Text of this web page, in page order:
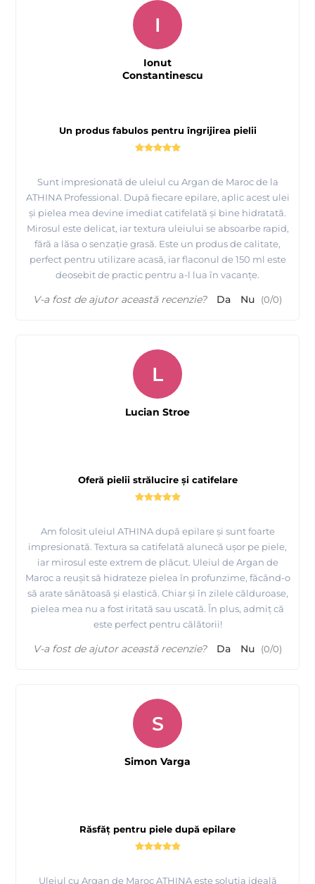
Un produs fabulos pentru îngrijirea pielii
Sunt impresionată de uleiul cu Argan de Maroc de la
ATHINA Professional. După fiecare epilare, aplic acest ulei
și pielea mea devine imediat catifelată și bine hidratată.
Mirosul este delicat, iar textura uleiului se absoarbe rapid,
fără a lăsa o senzație grasă. Este un produs de calitate,
perfect pentru utilizare acasă, iar flaconul de 150 ml este
deosebit de practic pentru a-l lua în vacanțe.
I
Ionut
Constantinescu
V-a fost de ajutor această recenzie? Da Nu (0/0)
Oferă pielii strălucire și catifelare
Am folosit uleiul ATHINA după epilare și sunt foarte
impresionată. Textura sa catifelată alunecă ușor pe piele,
iar mirosul este extrem de plăcut. Uleiul de Argan de
Maroc a reușit să hidrateze pielea în profunzime, făcând-o
să arate sănătoasă și elastică. Chiar și în zilele călduroase,
pielea mea nu a fost iritată sau uscată. În plus, admiț că
este perfect pentru călătorii!
L
Lucian Stroe
V-a fost de ajutor această recenzie? Da Nu (0/0)
Răsfăț pentru piele după epilare
Uleiul cu Argan de Maroc ATHINA este soluția ideală
S
Simon Varga